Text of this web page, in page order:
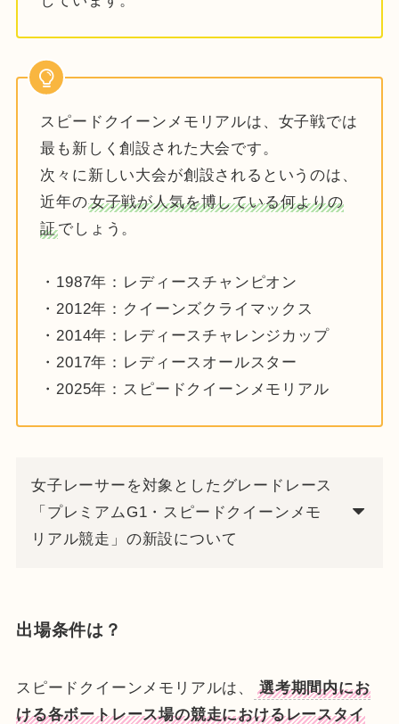
スピードクイーンメモリアルは、女子戦では
最も新しく創設された大会です。
次々に新しい大会が創設されるというのは、
近年の女子戦が人気を博している何よりの
証でしょう。
・1987年：レディースチャンピオン
・2012年：クイーンズクライマックス
・2014年：レディースチャレンジカップ
・2017年：レディースオールスター
・2025年：スピードクイーンメモリアル
女子レーサーを対象としたグレードレース
「プレミアムG1・スピードクイーンメモ
リアル競走」の新設について
出場条件は？
スピードクイーンメモリアルは、
選考期間内にお
ける各ボートレース場の競走におけるレースタイ